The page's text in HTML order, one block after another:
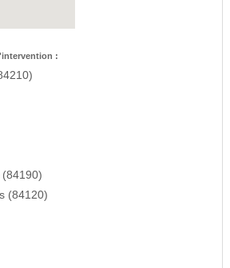
:
(84190)
(84120)